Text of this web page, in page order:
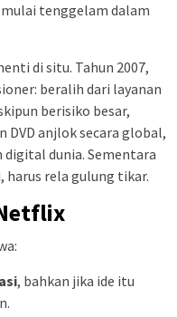
tenggelam dalam
di situ. Tahun 2007,
beralih dari layanan
berisiko besar,
anjlok secara global,
dunia. Sementara
harus rela gulung tikar.
, bahkan jika ide itu